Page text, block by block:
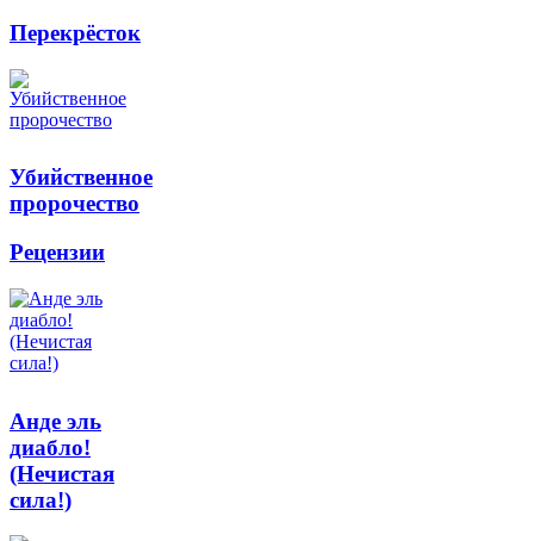
Перекрёсток
Убийственное
пророчество
Рецензии
Анде эль
диабло!
(Нечистая
сила!)